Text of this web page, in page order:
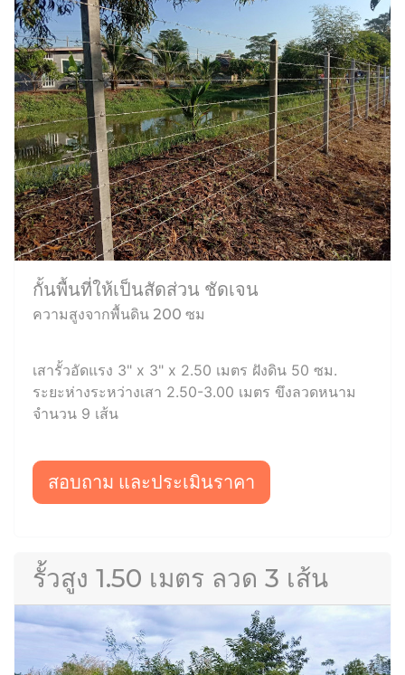
กั้นพื้นที่ให้เป็นสัดส่วน ชัดเจน
ความสูงจากพื้นดิน 200 ซม
เสารั้วอัดแรง 3" x 3" x 2.50 เมตร ฝังดิน 50 ซม.
ระยะห่างระหว่างเสา 2.50-3.00 เมตร ขึงลวดหนาม
จำนวน 9 เส้น
สอบถาม และประเมินราคา
รั้วสูง 1.50 เมตร ลวด 3 เส้น